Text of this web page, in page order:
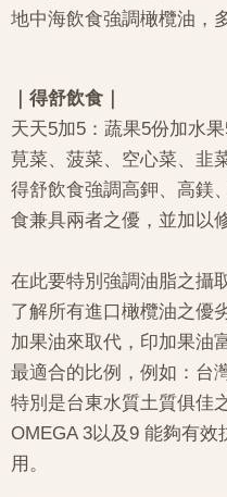
地中海飲食強調橄欖油，
｜得舒飲食｜
天天5加5：蔬果5份加水
莧菜、菠菜、空心菜、韭
得舒飲食強調高鉀、高鎂
食兼具兩者之優，並加以
在此要特別強調油脂之攝
了解所有進口橄欖油之優
加果油來取代，印加果油
最適合的比例，例如：台
特別是台東水質土質俱佳
OMEGA 3以及9 能夠有
用。